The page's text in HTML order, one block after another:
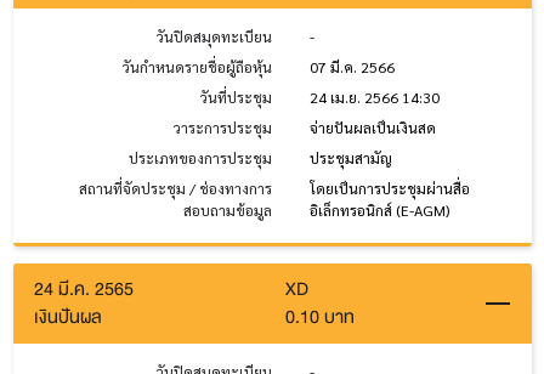
วันปิดสมุดทะเบียน
-
วันกำหนดรายชื่อผู้ถือหุ้น
07 มี.ค. 2566
วันที่ประชุม
24 เม.ย. 2566 14:30
วาระการประชุม
จ่ายปันผลเป็นเงินสด
ประเภทของการประชุม
ประชุมสามัญ
สถานที่จัดประชุม / ช่องทางการ
สอบถามข้อมูล
โดยเป็นการประชุมผ่านสื่อ
อิเล็กทรอนิกส์ (E-AGM)
24 มี.ค. 2565
XD
เงินปันผล
0.10 บาท